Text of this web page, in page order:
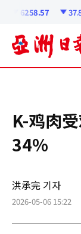
6258.57
K-鸡肉
34%
洪承完 기자
2026-05-06 15:22